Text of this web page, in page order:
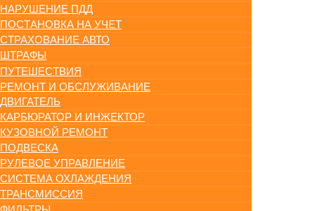
НАРУШЕНИЕ ПДД
ПОСТАНОВКА НА УЧЕТ
СТРАХОВАНИЕ АВТО
ШТРАФЫ
ПУТЕШЕСТВИЯ
РЕМОНТ И ОБСЛУЖИВАНИЕ
ДВИГАТЕЛЬ
КАРБЮРАТОР И ИНЖЕКТОР
КУЗОВНОЙ РЕМОНТ
ПОДВЕСКА
РУЛЕВОЕ УПРАВЛЕНИЕ
СИСТЕМА ОХЛАЖДЕНИЯ
ТРАНСМИССИЯ